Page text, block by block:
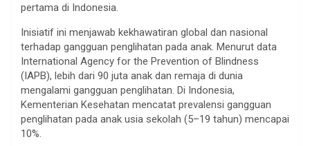
pertama di Indonesia.
Inisiatif ini menjawab kekhawatiran global dan nasional
terhadap gangguan penglihatan pada anak. Menurut data
International Agency for the Prevention of Blindness
(IAPB), lebih dari 90 juta anak dan remaja di dunia
mengalami gangguan penglihatan. Di Indonesia,
Kementerian Kesehatan mencatat prevalensi gangguan
penglihatan pada anak usia sekolah (5–19 tahun) mencapai
10%.